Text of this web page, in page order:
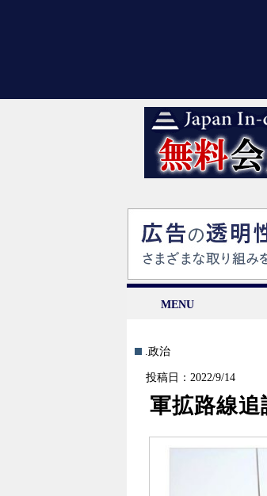
MENU
.政治
投稿日：2022/9/14
軍拡路線